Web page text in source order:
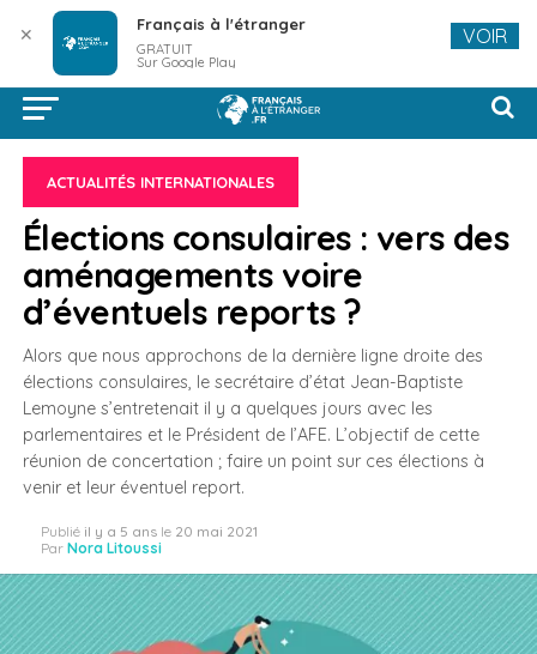
ACTUALITÉS INTERNATIONALES
Élections consulaires : vers des
aménagements voire
d’éventuels reports ?
Alors que nous approchons de la dernière ligne droite des
élections consulaires, le secrétaire d’état Jean-Baptiste
Lemoyne s’entretenait il y a quelques jours avec les
parlementaires et le Président de l’AFE. L’objectif de cette
réunion de concertation ; faire un point sur ces élections à
venir et leur éventuel report.
Publié il y a 5 ans le 20 mai 2021
Par Nora Litoussi
✕ Français à l'étranger
GRATUIT
Sur Google Play
VOIR